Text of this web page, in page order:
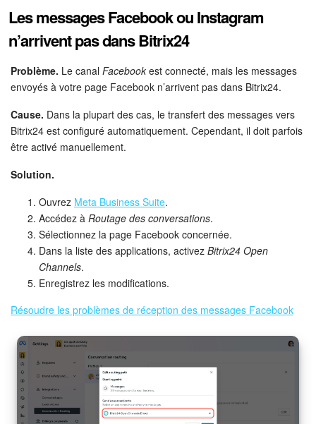
Les messages Facebook ou Instagram
n’arrivent pas dans Bitrix24
Problème. Le canal Facebook est connecté, mais les messages
envoyés à votre page Facebook n’arrivent pas dans Bitrix24.
Cause. Dans la plupart des cas, le transfert des messages vers
Bitrix24 est configuré automatiquement. Cependant, il doit parfois
être activé manuellement.
Solution.
Ouvrez Meta Business Suite.
Accédez à Routage des conversations.
Sélectionnez la page Facebook concernée.
Dans la liste des applications, activez Bitrix24 Open
Channels.
Enregistrez les modifications.
Résoudre les problèmes de réception des messages Facebook